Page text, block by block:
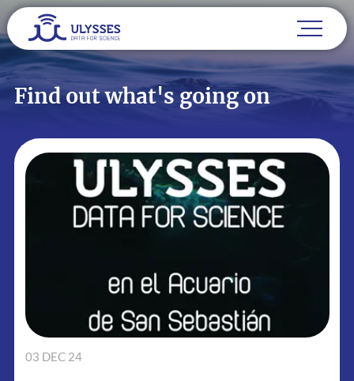
Find out what's going on
03 DEC 24